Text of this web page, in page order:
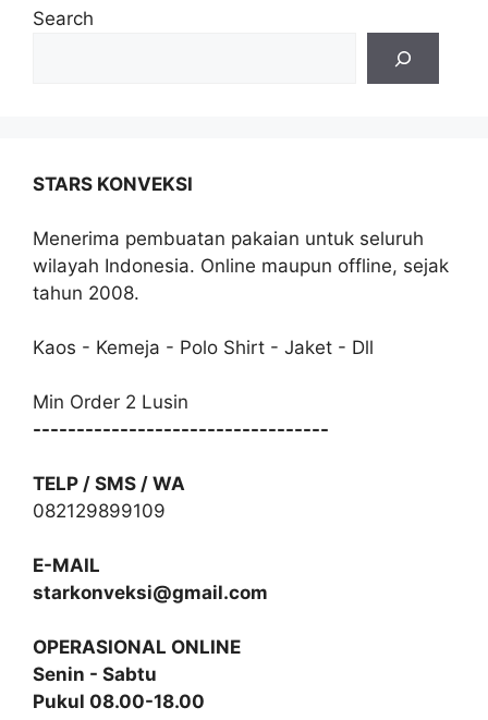
Search
STARS KONVEKSI
Menerima pembuatan pakaian untuk seluruh
wilayah Indonesia. Online maupun offline, sejak
tahun 2008.
Kaos - Kemeja - Polo Shirt - Jaket - Dll
Min Order 2 Lusin
----------------------------------
TELP / SMS / WA
082129899109
E-MAIL
starkonveksi@gmail.com
OPERASIONAL ONLINE
Senin - Sabtu
Pukul 08.00-18.00